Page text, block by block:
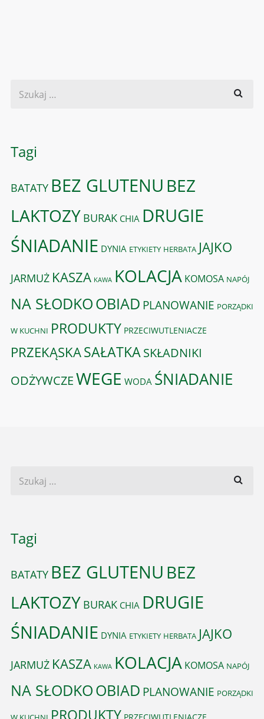
Tagi
BATATY BEZ GLUTENU BEZ
LAKTOZY BURAK CHIA DRUGIE
ŚNIADANIE DYNIA ETYKIETY HERBATA JAJKO
JARMUŻ KASZA KAWA KOLACJA KOMOSA NAPÓJ
NA SŁODKOOBIAD PLANOWANIE PORZĄDKI
W KUCHNI PRODUKTY PRZECIWUTLENIACZE
PRZEKĄSKASAŁATKASKŁADNIKI
ODŻYWCZEWEGE WODA ŚNIADANIE
Tagi
BATATY BEZ GLUTENU BEZ
LAKTOZY BURAK CHIA DRUGIE
ŚNIADANIE DYNIA ETYKIETY HERBATA JAJKO
JARMUŻ KASZA KAWA KOLACJA KOMOSA NAPÓJ
NA SŁODKOOBIAD PLANOWANIE PORZĄDKI
PRODUKTY